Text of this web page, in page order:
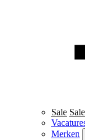
Sale Sale
Merken